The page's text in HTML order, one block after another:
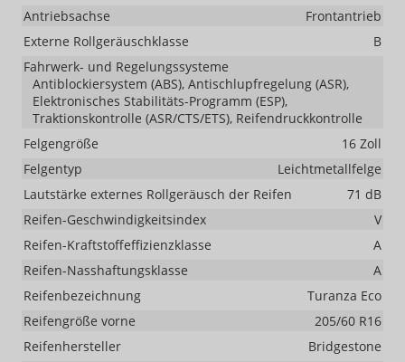
Antriebsachse
Frontantrieb
Externe Rollgeräuschklasse
B
Fahrwerk- und Regelungssysteme
Antiblockiersystem (ABS), Antischlupfregelung (ASR),
Elektronisches Stabilitäts-Programm (ESP),
Traktionskontrolle (ASR/CTS/ETS), Reifendruckkontrolle
Felgengröße
16 Zoll
Felgentyp
Leichtmetallfelge
Lautstärke externes Rollgeräusch der Reifen
71 dB
Reifen-Geschwindigkeitsindex
V
Reifen-Kraftstoffeffizienzklasse
A
Reifen-Nasshaftungsklasse
A
Reifenbezeichnung
Turanza Eco
Reifengröße vorne
205/60 R16
Reifenhersteller
Bridgestone